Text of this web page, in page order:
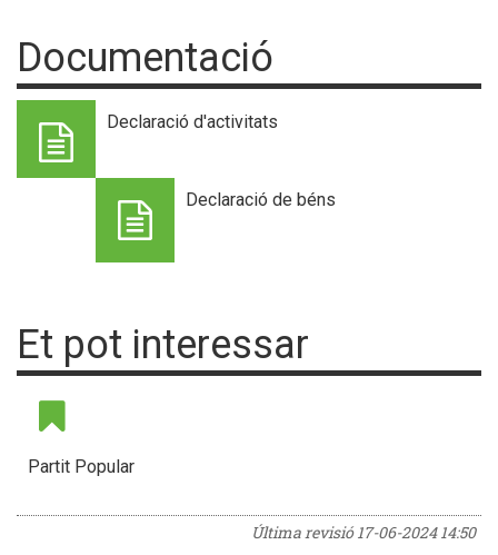
Documentació
Declaració d'activitats
Declaració de béns
Et pot interessar
Partit Popular
Última revisió17-06-2024 14:50